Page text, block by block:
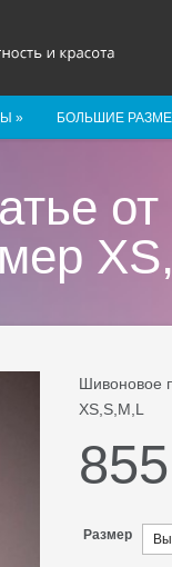
» БОЛЬШИЕ
от
Шивоновое
XS,S,M,L
Размер